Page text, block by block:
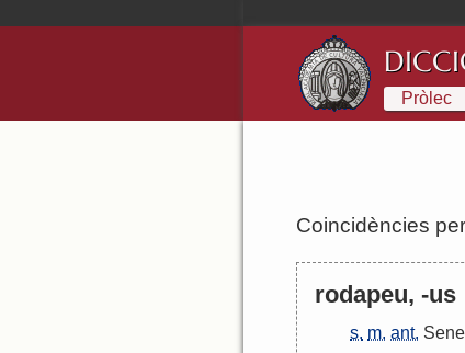
Pròlec
Coincidències
rodapeu, -us
s. m. ant.